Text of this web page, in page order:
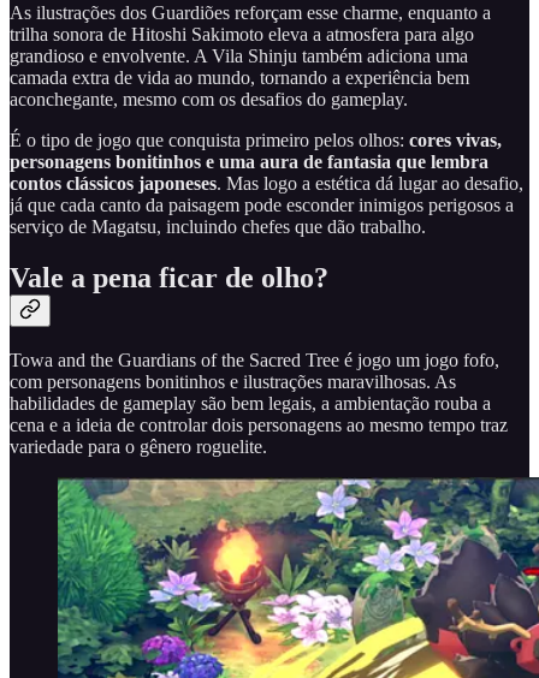
As ilustrações dos Guardiões reforçam esse charme, enquanto a
trilha sonora de Hitoshi Sakimoto eleva a atmosfera para algo
grandioso e envolvente. A Vila Shinju também adiciona uma
camada extra de vida ao mundo, tornando a experiência bem
aconchegante, mesmo com os desafios do gameplay.
É o tipo de jogo que conquista primeiro pelos olhos: cores vivas,
personagens bonitinhos e uma aura de fantasia que lembra
contos clássicos japoneses. Mas logo a estética dá lugar ao desafio,
já que cada canto da paisagem pode esconder inimigos perigosos a
serviço de Magatsu, incluindo chefes que dão trabalho.
Vale a pena ficar de olho?
Towa and the Guardians of the Sacred Tree é jogo um jogo fofo,
com personagens bonitinhos e ilustrações maravilhosas. As
habilidades de gameplay são bem legais, a ambientação rouba a
cena e a ideia de controlar dois personagens ao mesmo tempo traz
variedade para o gênero roguelite.